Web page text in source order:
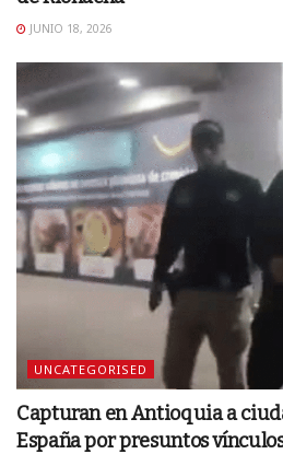
JUNIO 18, 2026
UNCATEGORISED
Capturan en Antioquia a
España por presuntos